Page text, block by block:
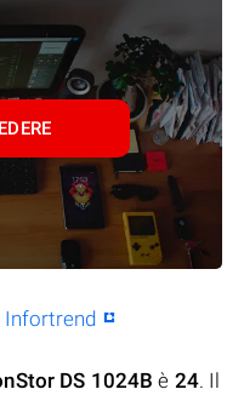
Infortrend
DS 1024B è 24. Il